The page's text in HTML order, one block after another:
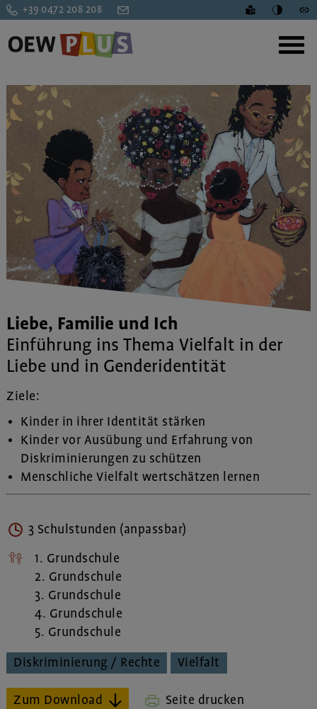
+39 0472 208 208
Liebe, Familie und Ich
Einführung ins Thema Vielfalt in der
Liebe und in Genderidentität
Ziele:
Kinder in ihrer Identität stärken
Kinder vor Ausübung und Erfahrung von
Diskriminierungen zu schützen
Menschliche Vielfalt wertschätzen lernen
3 Schulstunden (anpassbar)
1. Grundschule
2. Grundschule
3. Grundschule
4. Grundschule
5. Grundschule
Diskriminierung / Rechte Vielfalt
Zum Download
Seite drucken